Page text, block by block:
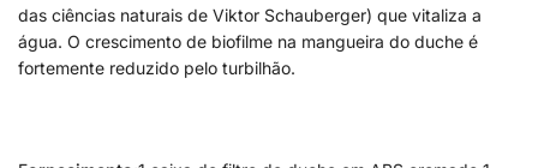
das ciências naturais de Viktor Schauberger) que vitaliza a
água. O crescimento de biofilme na mangueira do duche é
fortemente reduzido pelo turbilhão.